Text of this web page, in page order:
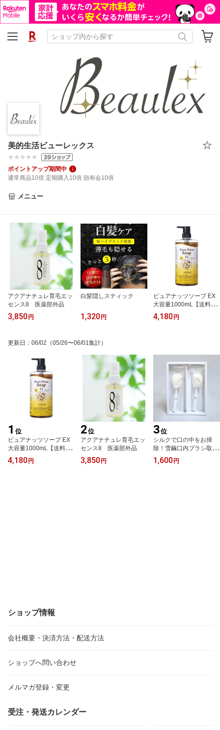
美的生活ビューレックス
ポイントアップ期間中
通常商品10倍 定期購入10倍 頒布会10倍
メニュー
アクアナチュレ育毛エッ
センス8 医薬部外品
3,850 円
白髪隠しスティック
1,320 円
ピュアナッツソープ EX
大容量1000mL【送料無
料/沖縄離島は除く】
4,180 円
更新日 ： 06/02 （05/26〜06/01集計）
1 位
ピュアナッツソープ EX
大容量1000mL【送料無
料/沖縄離島は除く】
4,180 円
2位
アクアナチュレ育毛エッ
センス8 医薬部外品
3,850 円
3位
シルクで口の中をお掃
除！雪繭口内ブラシ取替
え用☆歯周病予防・口臭
予防に
1,600 円
ショップ情報
会社概要・決済方法・配送方法
ショップへ問い合わせ
メルマガ登録・変更
受注・発送カレンダー